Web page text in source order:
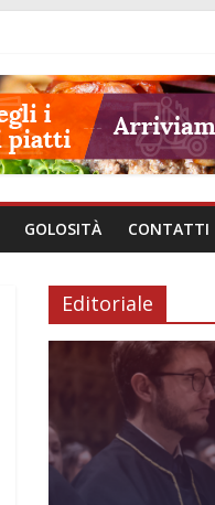
GOLOSITÀ CONTATTI
Editoriale